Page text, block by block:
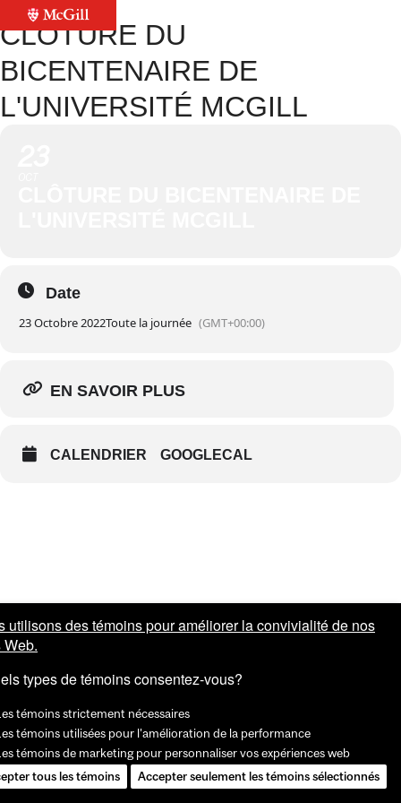
CLÔTURE DU
BICENTENAIRE DE
L'UNIVERSITÉ MCGILL
Date
23 Octobre 2022Toute la journée (GMT+00:00)
EN SAVOIR PLUS
CALENDRIER GOOGLECAL
utilisons des témoins pour améliorer la convivialité de nos
types de témoins consentez-vous?
témoins strictement nécessaires
témoins utilisées pour l'amélioration de la performance
témoins de marketing pour personnaliser vos expériences web
tous les témoins
Accepter seulement les témoins sélectionnés